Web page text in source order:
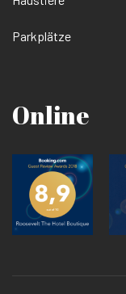
Parkplätze
Online